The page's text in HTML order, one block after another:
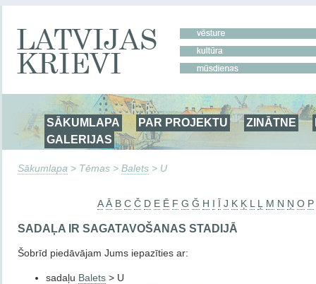
SĀKUMLAPA PAR PROJEKTU ZINĀTNE
GALERIJAS
Sākumlapa > Tēmas > Balets > U
A Ā B C Č D E Ē F G Ğ H I Ī J K Ķ L Ļ M N Ņ O P
SADAĻA IR SAGATAVOŠANAS STADIJĀ
Šobrīd piedāvājam Jums iepazīties ar:
sadaļu Balets > U